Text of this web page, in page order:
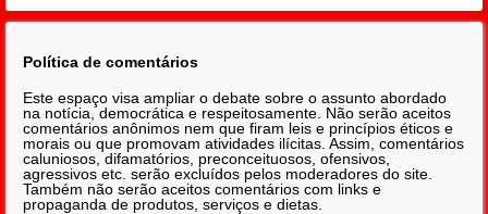
Política de comentários
Este espaço visa ampliar o debate sobre o assunto abordado
na notícia, democrática e respeitosamente. Não serão aceitos
comentários anônimos nem que firam leis e princípios éticos e
morais ou que promovam atividades ilícitas. Assim, comentários
caluniosos, difamatórios, preconceituosos, ofensivos,
agressivos etc. serão excluídos pelos moderadores do site.
Também não serão aceitos comentários com links e
propaganda de produtos, serviços e dietas.